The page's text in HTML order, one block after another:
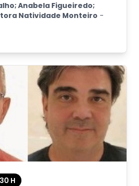
Anabela Figueiredo;
Natividade Monteiro -
H